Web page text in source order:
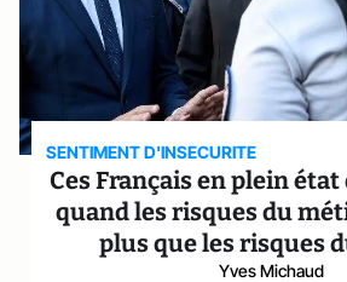
SENTIMENT D'INSECURITE
Ces Français en plein
quand les risques du
plus que les risques
Yves Michaud